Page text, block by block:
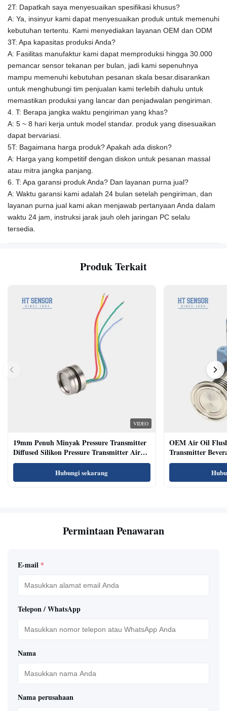
2T: Dapatkah saya menyesuaikan spesifikasi khusus?
A: Ya, insinyur kami dapat menyesuaikan produk untuk memenuhi
kebutuhan tertentu.
Kami menyediakan layanan OEM dan ODM
3T: Apa kapasitas produksi Anda?
A: Fasilitas manufaktur kami dapat memproduksi hingga 30.000
pemancar sensor tekanan per bulan, jadi kami sepenuhnya
mampu memenuhi kebutuhan pesanan skala besar.disarankan
untuk menghubungi tim penjualan kami terlebih dahulu untuk
memastikan produksi yang lancar dan penjadwalan pengiriman.
4. T: Berapa jangka waktu pengiriman yang khas?
A: 5 ~ 8 hari kerja untuk model standar. produk yang disesuaikan
dapat bervariasi.
5T: Bagaimana harga produk? Apakah ada diskon?
A: Harga yang kompetitif dengan diskon untuk pesanan massal
atau mitra jangka panjang.
6. T: Apa garansi produk Anda? Dan layanan purna jual?
A: Waktu garansi kami adalah 24 bulan setelah pengiriman, dan
layanan purna jual kami akan menjawab pertanyaan Anda dalam
waktu 24 jam, instruksi jarak jauh oleh jaringan PC selalu
tersedia.
Produk Terkait
VIDEO
19mm Penuh Minyak Pressure Transmitter
Diffused Silikon Pressure Transmitter Air
Oil Test
Hubungi sekarang
OEM Air Oil
Transmitter
Sensor
Permintaan Penawaran
E-mail *
Telepon / WhatsApp
Nama
Nama perusahaan